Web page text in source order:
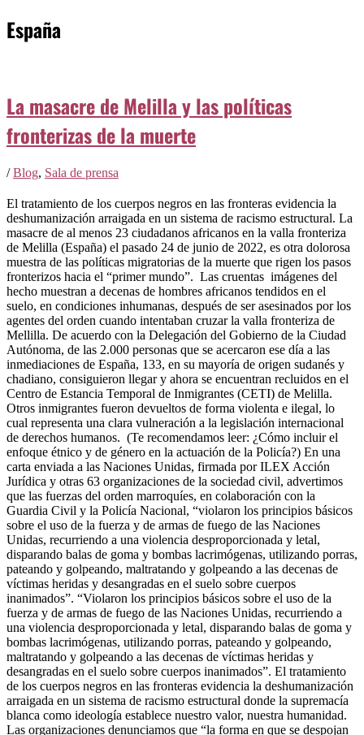
España
La masacre de Melilla y las políticas
fronterizas de la muerte
/Blog, Sala de prensa
El tratamiento de los cuerpos negros en las fronteras evidencia la
deshumanización arraigada en un sistema de racismo estructural. La
masacre de al menos 23 ciudadanos africanos en la valla fronteriza
de Melilla (España) el pasado 24 de junio de 2022, es otra dolorosa
muestra de las políticas migratorias de la muerte que rigen los pasos
fronterizos hacia el “primer mundo”. Las cruentas imágenes del
hecho muestran a decenas de hombres africanos tendidos en el
suelo, en condiciones inhumanas, después de ser asesinados por los
agentes del orden cuando intentaban cruzar la valla fronteriza de
Mellilla. De acuerdo con la Delegación del Gobierno de la Ciudad
Autónoma, de las 2.000 personas que se acercaron ese día a las
inmediaciones de España, 133, en su mayoría de origen sudanés y
chadiano, consiguieron llegar y ahora se encuentran recluidos en el
Centro de Estancia Temporal de Inmigrantes (CETI) de Melilla.
Otros inmigrantes fueron devueltos de forma violenta e ilegal, lo
cual representa una clara vulneración a la legislación internacional
de derechos humanos. (Te recomendamos leer: ¿Cómo incluir el
enfoque étnico y de género en la actuación de la Policía?) En una
carta enviada a las Naciones Unidas, firmada por ILEX Acción
Jurídica y otras 63 organizaciones de la sociedad civil, advertimos
que las fuerzas del orden marroquíes, en colaboración con la
Guardia Civil y la Policía Nacional, “violaron los principios básicos
sobre el uso de la fuerza y ​​de armas de fuego de las Naciones
Unidas, recurriendo a una violencia desproporcionada y letal,
disparando balas de goma y bombas lacrimógenas, utilizando porras,
pateando y golpeando, maltratando y golpeando a las decenas de
víctimas heridas y desangradas en el suelo sobre cuerpos
inanimados”. “Violaron los principios básicos sobre el uso de la
fuerza y ​​de armas de fuego de las Naciones Unidas, recurriendo a
una violencia desproporcionada y letal, disparando balas de goma y
bombas lacrimógenas, utilizando porras, pateando y golpeando,
maltratando y golpeando a las decenas de víctimas heridas y
desangradas en el suelo sobre cuerpos inanimados”. El tratamiento
de los cuerpos negros en las fronteras evidencia la deshumanización
arraigada en un sistema de racismo estructural donde la supremacía
blanca como ideología establece nuestro valor, nuestra humanidad.
Las organizaciones denunciamos que “la forma en que se despojan